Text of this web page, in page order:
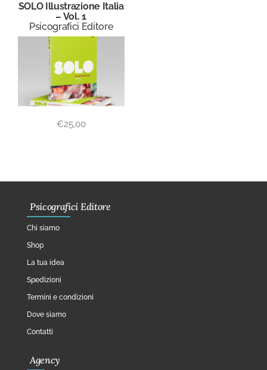
SOLO Illustrazione Italia
– Vol. 1
Psicografici Editore
€25,00
Psicografici Editore
Chi siamo
Shop
La tua idea
Spedizioni
Termini e condizioni
Dove siamo
Contatti
Agency